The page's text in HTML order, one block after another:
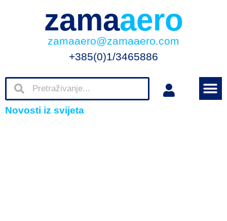
zamaaero
zamaaero@zamaaero.com
+385(0)1/3465886
Novosti iz svijeta